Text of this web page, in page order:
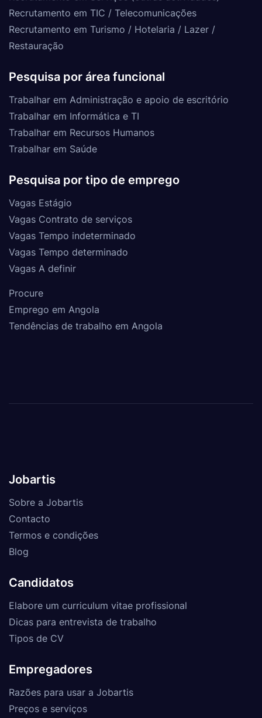
Recrutamento em TIC / Telecomunicações
Recrutamento em Turismo / Hotelaria / Lazer /
Restauração
Pesquisa por área funcional
Trabalhar em Administração e apoio de escritório
Trabalhar em Informática e TI
Trabalhar em Recursos Humanos
Trabalhar em Saúde
Pesquisa por tipo de emprego
Vagas Estágio
Vagas Contrato de serviços
Vagas Tempo indeterminado
Vagas Tempo determinado
Vagas A definir
Procure
Emprego em Angola
Tendências de trabalho em Angola
Jobartis
Sobre a Jobartis
Contacto
Termos e condições
Blog
Candidatos
Elabore um curriculum vitae profissional
Dicas para entrevista de trabalho
Tipos de CV
Empregadores
Razões para usar a Jobartis
Preços e serviços